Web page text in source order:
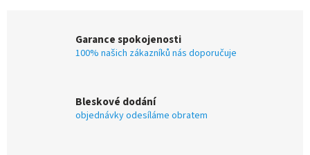
Garance spokojenosti
100% našich zákazníků nás doporučuje
Bleskové dodání
objednávky odesíláme obratem